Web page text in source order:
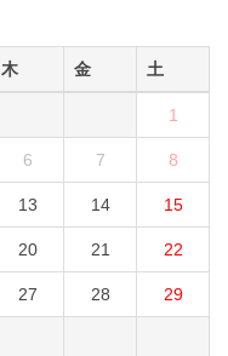
木 金 土
1
6 7 8
13 14 15
20 21 22
27 28 29